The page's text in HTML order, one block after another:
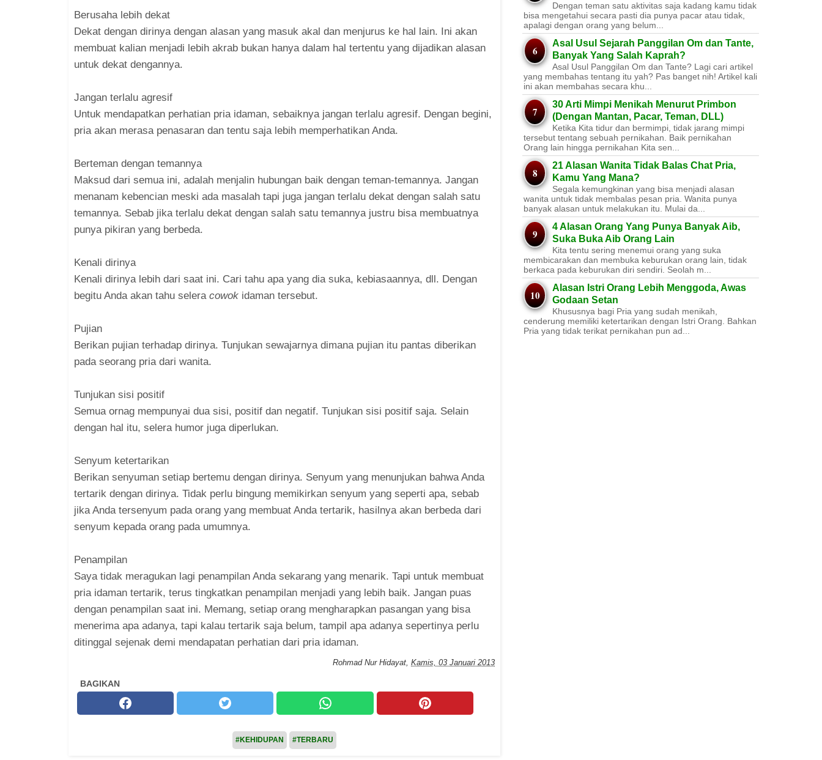
Berusaha lebih dekat
Dekat dengan dirinya dengan alasan yang masuk akal dan menjurus ke hal lain. Ini akan
membuat kalian menjadi lebih akrab bukan hanya dalam hal tertentu yang dijadikan alasan
untuk dekat dengannya.
Jangan terlalu agresif
Untuk mendapatkan perhatian pria idaman, sebaiknya jangan terlalu agresif. Dengan begini,
pria akan merasa penasaran dan tentu saja lebih memperhatikan Anda.
Berteman dengan temannya
Maksud dari semua ini, adalah menjalin hubungan baik dengan teman-temannya. Jangan
menanam kebencian meski ada masalah tapi juga jangan terlalu dekat dengan salah satu
temannya. Sebab jika terlalu dekat dengan salah satu temannya justru bisa membuatnya
punya pikiran yang berbeda.
Kenali dirinya
Kenali dirinya lebih dari saat ini. Cari tahu apa yang dia suka, kebiasaannya, dll. Dengan
begitu Anda akan tahu selera cowok idaman tersebut.
Pujian
Berikan pujian terhadap dirinya. Tunjukan sewajarnya dimana pujian itu pantas diberikan
pada seorang pria dari wanita.
Tunjukan sisi positif
Semua ornag mempunyai dua sisi, positif dan negatif. Tunjukan sisi positif saja. Selain
dengan hal itu, selera humor juga diperlukan.
Senyum ketertarikan
Berikan senyuman setiap bertemu dengan dirinya. Senyum yang menunjukan bahwa Anda
tertarik dengan dirinya. Tidak perlu bingung memikirkan senyum yang seperti apa, sebab
jika Anda tersenyum pada orang yang membuat Anda tertarik, hasilnya akan berbeda dari
senyum kepada orang pada umumnya.
Penampilan
Saya tidak meragukan lagi penampilan Anda sekarang yang menarik. Tapi untuk membuat
pria idaman tertarik, terus tingkatkan penampilan menjadi yang lebih baik. Jangan puas
dengan penampilan saat ini. Memang, setiap orang mengharapkan pasangan yang bisa
menerima apa adanya, tapi kalau tertarik saja belum, tampil apa adanya sepertinya perlu
ditinggal sejenak demi mendapatan perhatian dari pria idaman.
Rohmad Nur Hidayat, Kamis, 03 Januari 2013
BAGIKAN
#KEHIDUPAN #TERBARU
Dengan teman satu aktivitas saja kadang kamu tidak
bisa mengetahui secara pasti dia punya pacar atau tidak,
apalagi dengan orang yang belum...
Asal Usul Sejarah Panggilan Om dan Tante,
Banyak Yang Salah Kaprah?
Asal Usul Panggilan Om dan Tante? Lagi cari artikel
yang membahas tentang itu yah? Pas banget nih! Artikel kali
ini akan membahas secara khu...
30 Arti Mimpi Menikah Menurut Primbon
(Dengan Mantan, Pacar, Teman, DLL)
Ketika Kita tidur dan bermimpi, tidak jarang mimpi
tersebut tentang sebuah pernikahan. Baik pernikahan
Orang lain hingga pernikahan Kita sen...
21 Alasan Wanita Tidak Balas Chat Pria,
Kamu Yang Mana?
Segala kemungkinan yang bisa menjadi alasan
wanita untuk tidak membalas pesan pria. Wanita punya
banyak alasan untuk melakukan itu. Mulai da...
4 Alasan Orang Yang Punya Banyak Aib,
Suka Buka Aib Orang Lain
Kita tentu sering menemui orang yang suka
membicarakan dan membuka keburukan orang lain, tidak
berkaca pada keburukan diri sendiri. Seolah m...
Alasan Istri Orang Lebih Menggoda, Awas
Godaan Setan
Khususnya bagi Pria yang sudah menikah,
cenderung memiliki ketertarikan dengan Istri Orang. Bahkan
Pria yang tidak terikat pernikahan pun ad...